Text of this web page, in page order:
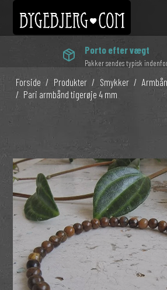
Porto efter vægt
Pakker sendes typisk
Forside / Produkter / Smykker /
/ Pari armbånd tigerøje 4 mm